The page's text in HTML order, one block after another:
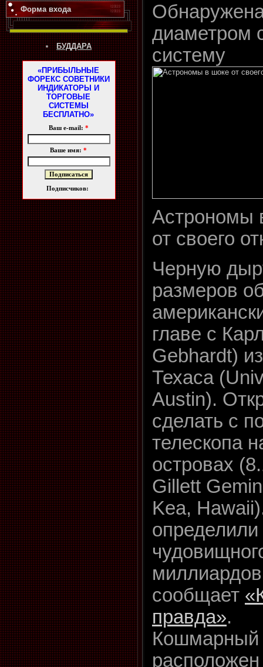
Форма входа
БУДДАРА
«ПРИБЫЛЬНЫЕ
ФОРЕКС СОВЕТНИКИ
ИНДИКАТОРЫ И
ТОРГОВЫЕ
СИСТЕМЫ
БЕСПЛАТНО»
Ваш e-mail: *
Ваше имя:*
Подписчиков:
диаметром
систему
Астрономы
от своего
Черную
размеров
главе с
Gebhardt)
Техаса
Austin).
сделать с
телескопа
островах
Gillett
Kea,
определили
сообщает
правда».
Кошмарный